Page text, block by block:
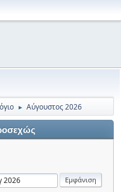
► Αύγουστος 2026